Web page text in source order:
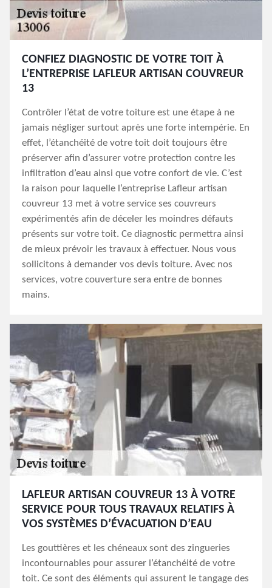
CONFIEZ DIAGNOSTIC DE VOTRE TOIT À
L’ENTREPRISE LAFLEUR ARTISAN COUVREUR
13
Contrôler l’état de votre toiture est une étape à ne
jamais négliger surtout après une forte intempérie. En
effet, l’étanchéité de votre toit doit toujours être
préserver afin d’assurer votre protection contre les
infiltration d’eau ainsi que votre confort de vie. C’est
la raison pour laquelle l’entreprise Lafleur artisan
couvreur 13 met à votre service ses couvreurs
expérimentés afin de déceler les moindres défauts
présents sur votre toit. Ce diagnostic permettra ainsi
de mieux prévoir les travaux à effectuer. Nous vous
sollicitons à demander vos devis toiture. Avec nos
services, votre couverture sera entre de bonnes
mains.
LAFLEUR ARTISAN COUVREUR 13 À VOTRE
SERVICE POUR TOUS TRAVAUX RELATIFS À
VOS SYSTÈMES D’ÉVACUATION D’EAU
Les gouttières et les chéneaux sont des zingueries
incontournables pour assurer l’étanchéité de votre
toit. Ce sont des éléments qui assurent le tangage des